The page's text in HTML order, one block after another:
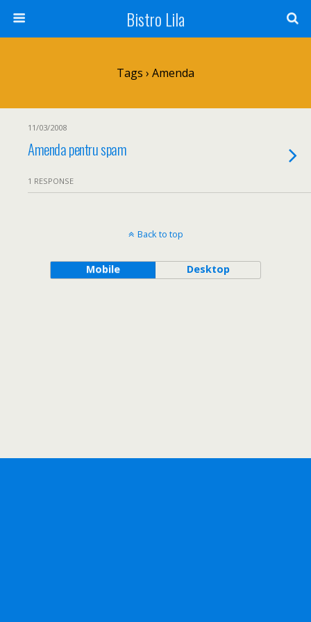
Bistro Lila
Tags › Amenda
11/03/2008
Amenda pentru spam
1 RESPONSE
Back to top
Mobile Desktop